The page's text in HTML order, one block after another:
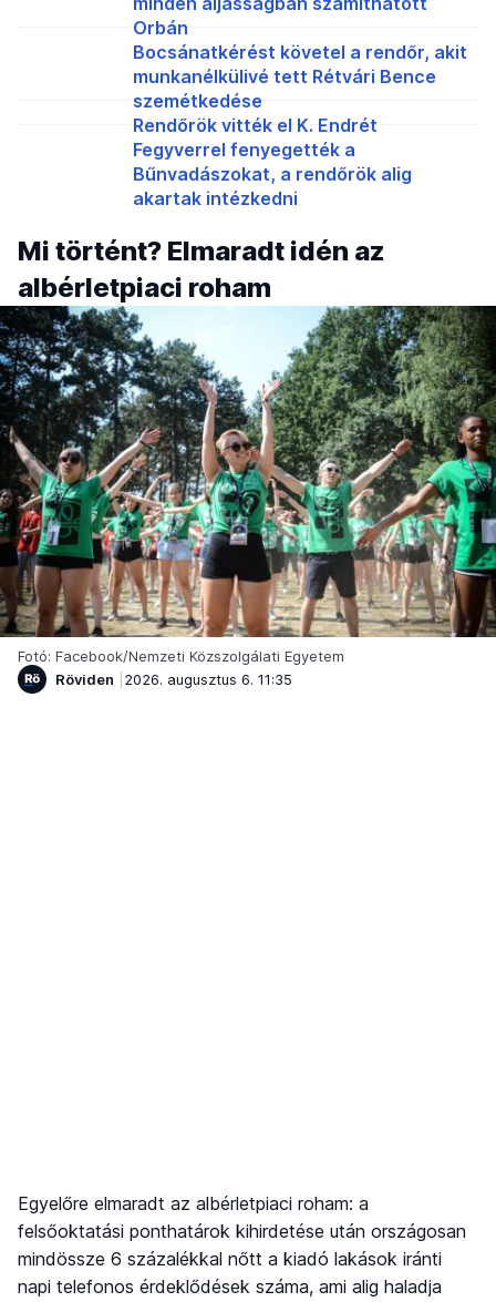
Orbán
Bocsánatkérést követel a rendőr, akit
munkanélkülivé tett Rétvári Bence
szemétkedése
Rendőrök vitték el K. Endrét
Fegyverrel fenyegették a
Bűnvadászokat, a rendőrök alig
akartak intézkedni
Mi történt? Elmaradt idén az
albérletpiaci roham
Fotó: Facebook/Nemzeti Közszolgálati Egyetem
Röviden
2026. augusztus 6. 11:35
Egyelőre elmaradt az albérletpiaci roham: a
felsőoktatási ponthatárok kihirdetése után országosan
mindössze 6 százalékkal nőtt a kiadó lakások iránti
napi telefonos érdeklődések száma, ami alig haladja